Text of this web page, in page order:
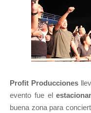
Profit Producciones
evento fue el
buena zona para